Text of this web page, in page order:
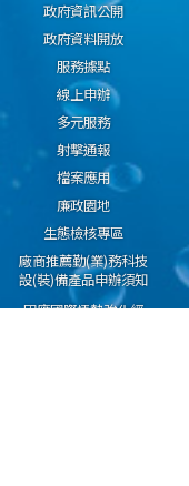
政府資訊公開
政府資料開放
服務據點
線上申辦
多元服務
射擊通報
檔案應用
廉政園地
生態檢核專區
廠商推薦勤(業)務科技
設(裝)備產品申辦須知
因應國際情勢強化經